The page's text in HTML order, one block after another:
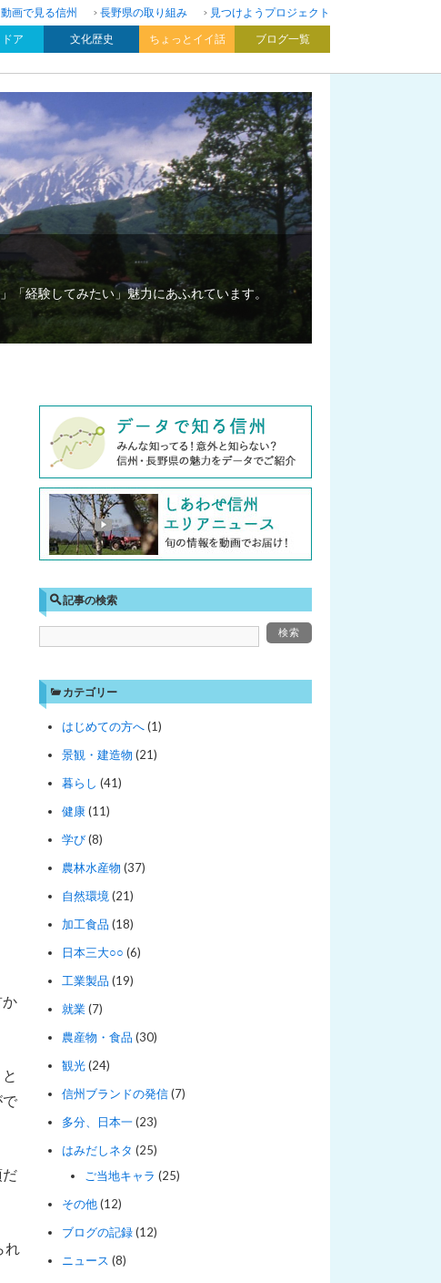
動画で見る信州 長野県の取り組み
見つけようプロジェクト
ア 文化歴史 ちょっとイイ話 ブログ一覧
経験してみたい」魅力にあふれています。
だ
記事の検索
カテゴリー
はじめての方へ(1)
景観・建造物 (21)
暮らし (41)
健康(11)
学び(8)
農林水産物 (37)
自然環境 (21)
加工食品 (18)
日本三大○○ (6)
工業製品 (19)
就業(7)
農産物・食品 (30)
観光(24)
信州ブランドの発信(7)
多分、日本一(23)
はみだしネタ (25)
ご当地キャラ (25)
その他(12)
ブログの記録(12)
ニュース (8)